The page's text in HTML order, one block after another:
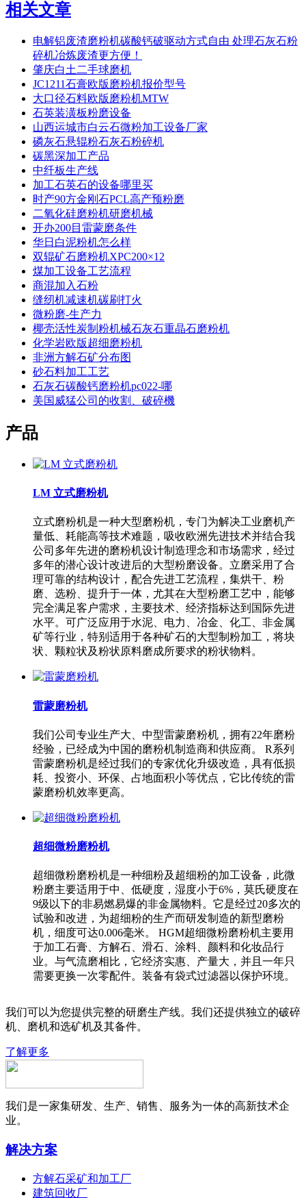
相关文章
电解铝废渣磨粉机碳酸钙破驱动方式自由 处理石灰石粉
碎机冶炼废渣更方便！
肇庆白土二手球磨机
JC1211石膏欧版磨粉机报价型号
大口径石料欧版磨粉机MTW
石英装潢板粉磨设备
山西运城市白云石微粉加工设备厂家
磷灰石悬辊粉石灰石粉碎机
碳黑深加工产品
中纤板生产线
加工石英石的设备哪里买
时产90方金刚石PCL高产预粉磨
二氧化硅磨粉机研磨机械
开办200目雷蒙磨条件
华日白泥粉机怎么样
双辊矿石磨粉机XPC200×12
煤加工设备工艺流程
商混加入石粉
缝纫机减速机碳刷打火
微粉磨-生产力
椰壳活性炭制粉机械石灰石重晶石磨粉机
化学岩欧版超细磨粉机
非洲方解石矿分布图
砂石料加工工艺
石灰石碳酸钙磨粉机pc022-哪
美国威猛公司的收割、破碎機
产品
LM 立式磨粉机
立式磨粉机是一种大型磨粉机，专门为解决工业磨机产
量低、耗能高等技术难题，吸收欧洲先进技术并结合我
公司多年先进的磨粉机设计制造理念和市场需求，经过
多年的潜心设计改进后的大型粉磨设备。立磨采用了合
理可靠的结构设计，配合先进工艺流程，集烘干、粉
磨、选粉、提升于一体，尤其在大型粉磨工艺中，能够
完全满足客户需求，主要技术、经济指标达到国际先进
水平。可广泛应用于水泥、电力、冶金、化工、非金属
矿等行业，特别适用于各种矿石的大型制粉加工，将块
状、颗粒状及粉状原料磨成所要求的粉状物料。
雷蒙磨粉机
我们公司专业生产大、中型雷蒙磨粉机，拥有22年磨粉
经验，已经成为中国的磨粉机制造商和供应商。 R系列
雷蒙磨粉机是经过我们的专家优化升级改造，具有低损
耗、投资小、环保、占地面积小等优点，它比传统的雷
蒙磨粉机效率更高。
超细微粉磨粉机
超细微粉磨粉机是一种细粉及超细粉的加工设备，此微
粉磨主要适用于中、低硬度，湿度小于6%，莫氏硬度在
9级以下的非易燃易爆的非金属物料。它是经过20多次的
试验和改进，为超细粉的生产而研发制造的新型磨粉
机，细度可达0.006毫米。 HGM超细微粉磨粉机主要用
于加工石膏、方解石、滑石、涂料、颜料和化妆品行
业。与气流磨相比，它经济实惠、产量大，并且一年只
需要更换一次零配件。装备有袋式过滤器以保护环境。
我们可以为您提供完整的研磨生产线。我们还提供独立的破碎
机、磨机和选矿机及其备件。
了解更多
我们是一家集研发、生产、销售、服务为一体的高新技术企
业。
解决方案
方解石采矿和加工厂
建筑回收厂